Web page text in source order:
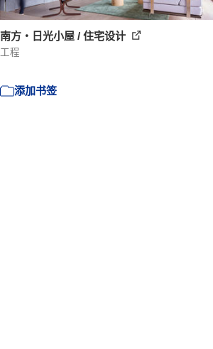
南方・日光小屋 / 住宅设计
工程
添加书签